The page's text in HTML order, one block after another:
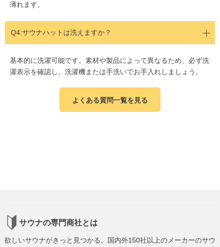
薄れます。
Q4:サウナハットは洗えますか？
基本的に洗濯可能です。素材や製品によって異なるため、必ず洗
濯表示を確認し、洗濯機または手洗いでお手入れしましょう。
よくある質問一覧を見る
サウナの専門商社とは
欲しいサウナがきっと見つかる。国内外150社以上のメーカーのサウ